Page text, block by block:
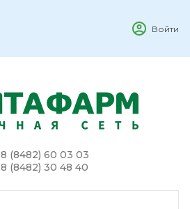
Войти
8 (8482) 60 03 03
8 (8482) 30 48 40